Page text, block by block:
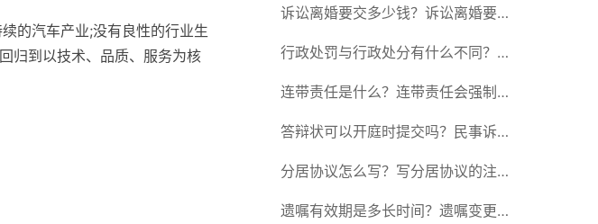
的汽车产业;没有良性的行业生
归到以技术、品质、服务为核
诉讼离婚要交多少钱？诉讼离婚要多
久才能离婚？ 今日热闻
行政处罚与行政处分有什么不同？行
政处罚记入档案吗？
连带责任是什么？连带责任会强制执
行吗？
答辩状可以开庭时提交吗？民事诉讼
答辩期限是多久？-当前短讯
分居协议怎么写？写分居协议的注意
事项有哪些？
遗嘱有效期是多长时间？遗嘱变更受